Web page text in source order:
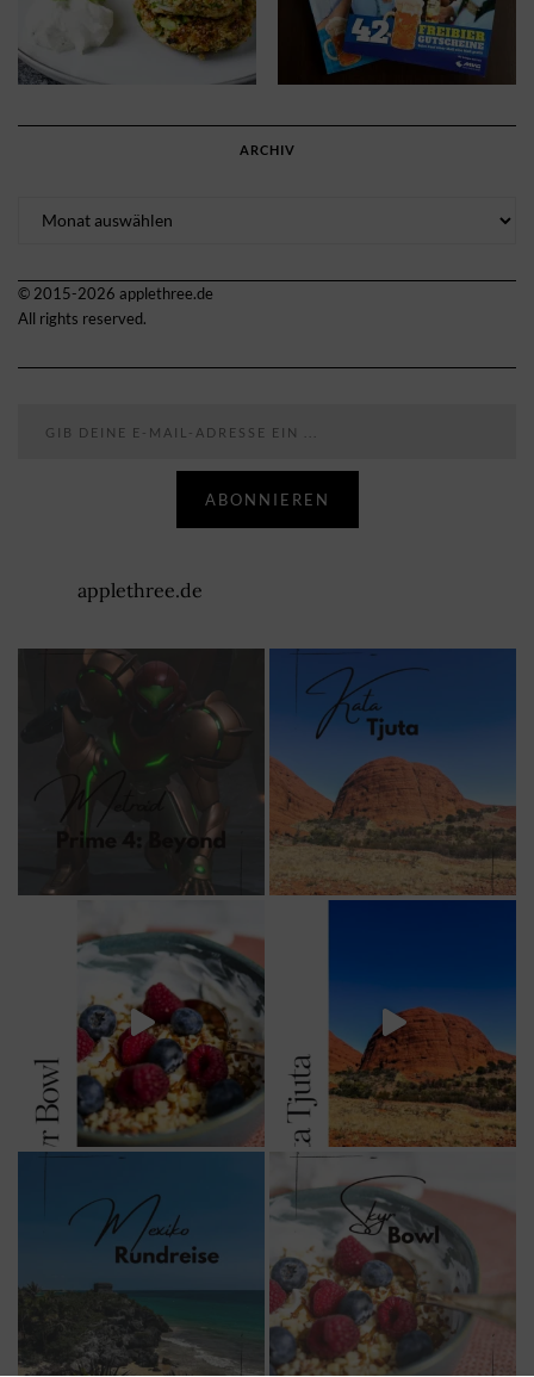
ARCHIV
© 2015-2026 applethree.de
All rights reserved.
ABONNIEREN
applethree.de